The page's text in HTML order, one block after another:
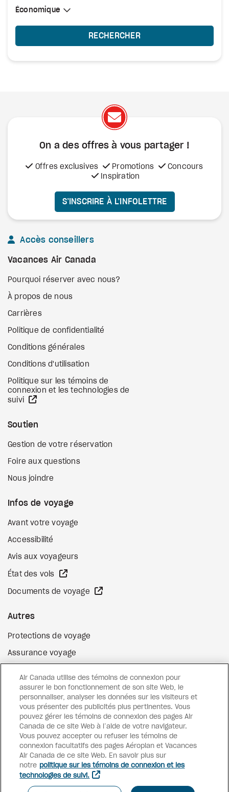
Sélectionner une cabine
Économique
Économique
RECHERCHER
On a des offres à vous partager !
Offres exclusives Promotions
Concours
Inspiration
S’INSCRIRE À L’INFOLETTRE
Accès conseillers
Vacances Air Canada
Pourquoi réserver avec nous?
À propos de nous
Carrières
Politique de confidentialité
Conditions générales
Conditions d'utilisation
Politique sur les témoins de
connexion et les technologies de
suivi
Soutien
Gestion de votre réservation
Foire aux questions
Nous joindre
Infos de voyage
Avant votre voyage
Accessibilité
Avis aux voyageurs
État des vols
Documents de voyage
Autres
Protections de voyage
Assurance voyage
Surclassement de vol
Cartes-cadeaux Site Web externe
FacebookInstagram
Pinterest
©2026Vacances Air Canada
Air Canada utilise des témoins de connexion pour
assurer le bon fonctionnement de son site Web, le
personnaliser, analyser les données sur les visiteurs et
vous présenter des publicités plus pertinentes. Vous
pouvez gérer les témoins de connexion des pages Air
Canada de ce site Web à l’aide de votre navigateur.
Vous pouvez accepter ou refuser les témoins de
connexion facultatifs des pages Aéroplan et Vacances
Air Canada de ce site Web. En savoir plus sur
notre politique sur les témoins de connexion et les
technologies de suivi.